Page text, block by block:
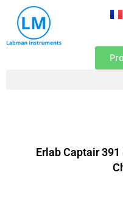
contenu
Erlab Captair